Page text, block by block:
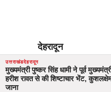
देहरादून
उत्तराखंडदेहरादून
मुख्यमंत्री पुष्कर सिंह धामी ने पूर्व
हरीश रावत से की शिष्टाचार भेंट,
जाना